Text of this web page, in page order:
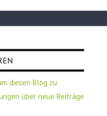
diesen Blog zu
über neue Beiträge